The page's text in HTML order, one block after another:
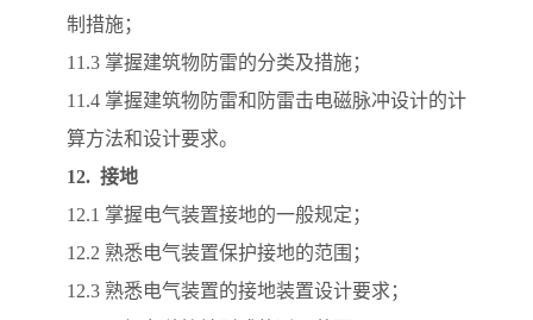
制措施；
11.3 掌握建筑物防雷的分类及措施；
11.4 掌握建筑物防雷和防雷击电磁脉冲设计的计
算方法和设计要求。
12. 接地
12.1 掌握电气装置接地的一般规定；
12.2 熟悉电气装置保护接地的范围；
12.3 熟悉电气装置的接地装置设计要求；